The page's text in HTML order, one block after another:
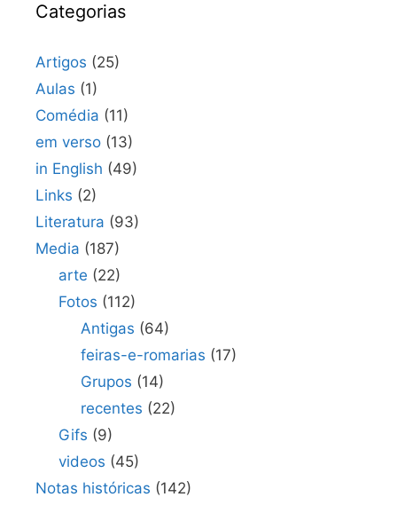
Categorias
Artigos (25)
Aulas (1)
Comédia (11)
em verso (13)
in English (49)
Links (2)
Literatura (93)
Media (187)
arte (22)
Fotos (112)
Antigas (64)
feiras-e-romarias (17)
Grupos (14)
recentes (22)
Gifs (9)
videos (45)
Notas históricas (142)